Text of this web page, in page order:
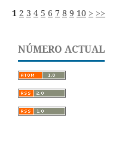
1 2 3 4 5 6 7 8 9 10 > >>
NÚMERO ACTUAL